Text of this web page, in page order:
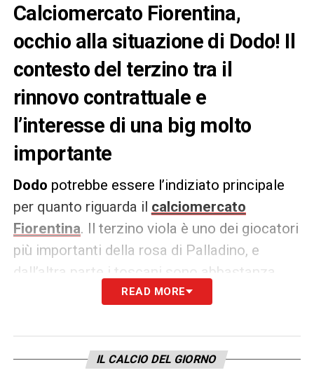
Calciomercato Fiorentina,
occhio alla situazione di Dodo! Il
contesto del terzino tra il
rinnovo contrattuale e
l’interesse di una big molto
importante
Dodo potrebbe essere l’indiziato principale
per quanto riguarda il calciomercato
Fiorentina. Il terzino viola è uno dei giocatori
più importanti della rosa di Palladino, e
dall’altra parte i toscani sono abbastanza
sicuri di due cose.
è vicino a rinnovare con laFiorentina
(con grandissimo entusiasmo), ma anche per
READ MORE
IL CALCIO DEL GIORNO